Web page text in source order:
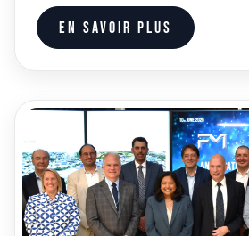
En savoir plus